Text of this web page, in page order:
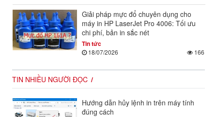
Giải pháp mực đổ chuyên dụng cho
máy in HP LaserJet Pro 4006: Tối ưu
chi phí, bản in sắc nét
Tin tức
18/07/2026 166
TIN NHIỀU NGƯỜI ĐỌC
Hướng dẫn hủy lệnh in trên máy tính
đúng cách